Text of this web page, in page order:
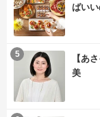
ばい
【あ
美
5